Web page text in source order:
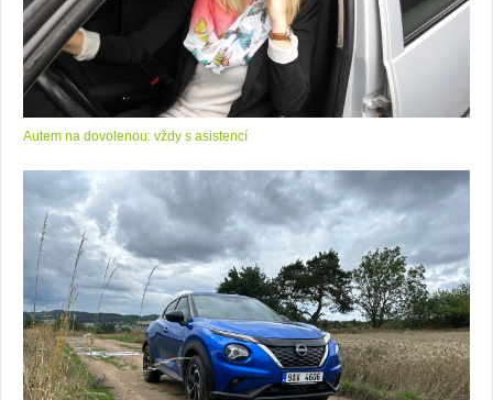
Autem na dovolenou: vždy s asistencí